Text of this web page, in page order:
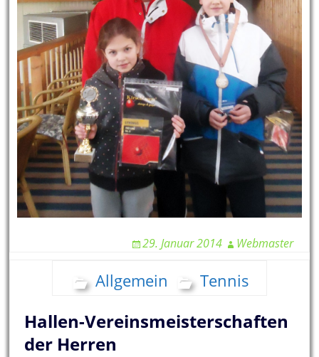
29. Januar 2014 Webmaster
Allgemein Tennis
Hallen-Vereinsmeisterschaften
der Herren